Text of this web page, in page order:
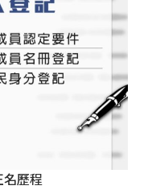
歷程